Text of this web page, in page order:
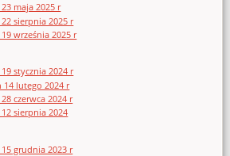
maja 2025 r
sierpnia 2025 r
września 2025 r
stycznia 2024 r
14 lutego 2024 r
czerwca 2024 r
sierpnia 2024
grudnia 2023 r